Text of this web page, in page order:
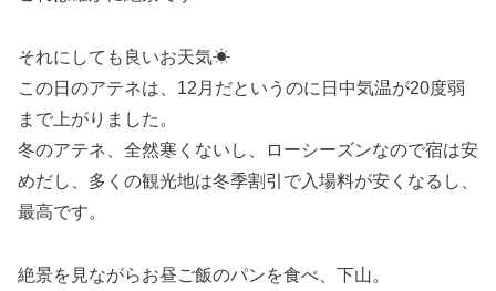
それにしても良いお天気☀
この日のアテネは、12月だというのに日中気温が20度弱
まで上がりました。
冬のアテネ、全然寒くないし、ローシーズンなので宿は安
めだし、多くの観光地は冬季割引で入場料が安くなるし、
最高です。
絶景を見ながらお昼ご飯のパンを食べ、下山。